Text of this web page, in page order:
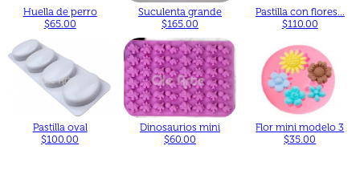
Huella de perro
$65.00
Suculenta grande
$165.00
Pastilla con flores...
$110.00
Pastilla oval
$100.00
Dinosaurios mini
$60.00
Flor mini modelo 3
$35.00